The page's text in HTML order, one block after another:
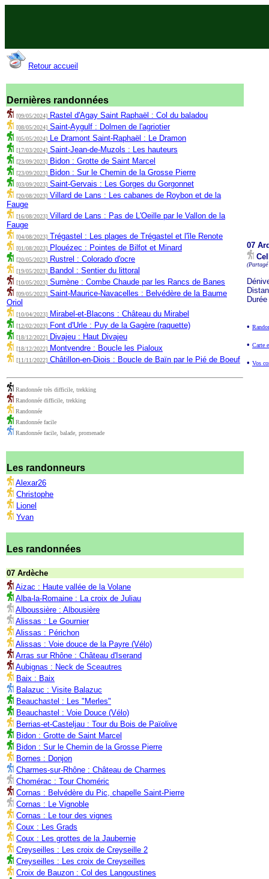
Retour accueil
Dernières randonnées
[09/05/2024] Rastel d'Agay Saint Raphaël : Col du baladou
[08/05/2024] Saint-Aygulf : Dolmen de l'agriotier
[05/05/2024] Le Dramont Saint-Raphaël : Le Dramon
[17/03/2024] Saint-Jean-de-Muzols : Les hauteurs
[23/09/2023] Bidon : Grotte de Saint Marcel
[23/09/2023] Bidon : Sur le Chemin de la Grosse Pierre
[03/09/2023] Saint-Gervais : Les Gorges du Gorgonnet
[20/08/2023] Villard de Lans : Les cabanes de Roybon et de la
Fauge
[16/08/2023] Villard de Lans : Pas de L'Oeille par le Vallon de la
Fauge
[04/08/2023] Trégastel : Les plages de Trégastel et l'île Renote
[01/08/2023] Plouézec : Pointes de Bilfot et Minard
[20/05/2023] Rustrel : Colorado d'ocre
[19/05/2023] Bandol : Sentier du littoral
[10/05/2023] Sumène : Combe Chaude par les Rancs de Banes
[09/05/2023] Saint-Maurice-Navacelles : Belvédère de la Baume
Oriol
[10/04/2023] Mirabel-et-Blacons : Château du Mirabel
[12/02/2023] Font d'Urle : Puy de la Gagère (raquette)
[18/12/2022] Divajeu : Haut Divajeu
[18/12/2022] Montvendre : Boucle les Pialoux
[11/11/2022] Châtillon-en-Diois : Boucle de Baïn par le Pié de Boeuf
Randonnée très difficile, trekking
Randonnée difficile, trekking
Randonnée
Randonnée facile
Randonnée facile, balade, promenade
Les randonneurs
Alexar26
Christophe
Lionel
Yvan
Les randonnées
07 Ardèche
Aizac : Haute vallée de la Volane
Alba-la-Romaine : La croix de Juliau
Alboussière : Albousière
Alissas : Le Gournier
Alissas : Périchon
Alissas : Voie douce de la Payre (Vélo)
Arras sur Rhône : Château d'Iserand
Aubignas : Neck de Sceautres
Baix : Baix
Balazuc : Visite Balazuc
Beauchastel : Les "Merles"
Beauchastel : Voie Douce (Vélo)
Berrias-et-Casteljau : Tour du Bois de Païolive
Bidon : Grotte de Saint Marcel
Bidon : Sur le Chemin de la Grosse Pierre
Bornes : Donjon
Charmes-sur-Rhône : Château de Charmes
Chomérac : Tour Choméric
Cornas : Belvédère du Pic, chapelle Saint-Pierre
Cornas : Le Vignoble
Cornas : Le tour des vignes
Coux : Les Grads
Coux : Les grottes de la Jaubernie
Creyseilles : Les croix de Creyseille 2
Creyseilles : Les croix de Creyseilles
Croix de Bauzon : Col des Langoustines
07
•
• Carte
• Vos